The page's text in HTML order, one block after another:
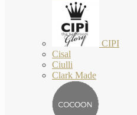
CIPI
Cisal
Ciulli
Clark Made